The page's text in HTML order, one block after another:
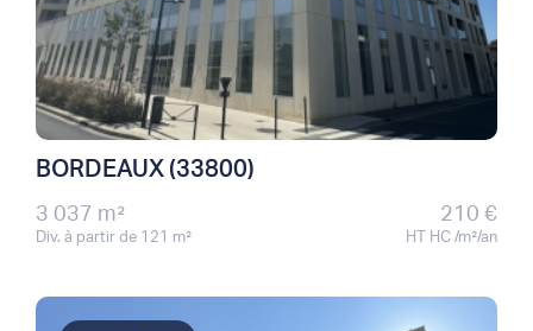
BORDEAUX (33800)
3 037 m²
Div. à partir de 121 m²
210 €
HT HC /m²/an